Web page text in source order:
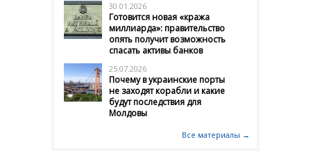
30.01.2026
Готовится новая «кража
миллиарда»: правительство
опять получит возможность
спасать активы банков
25.07.2026
Почему в украинские порты
не заходят корабли и какие
будут последствия для
Молдовы
Все материалы →